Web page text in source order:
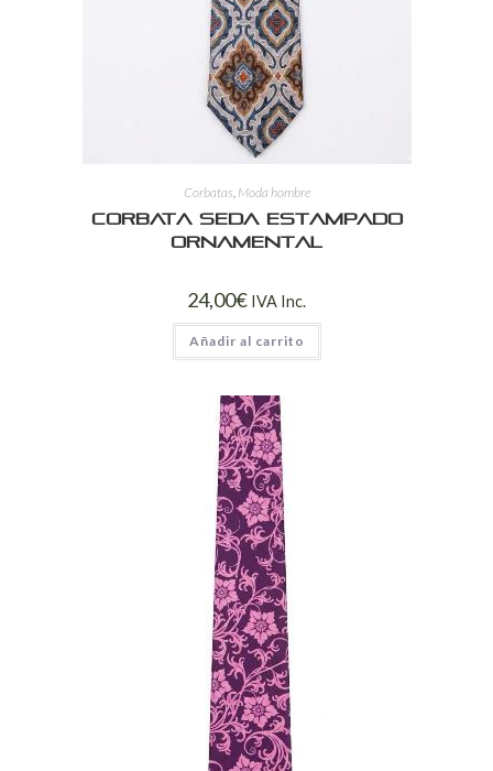
Corbatas Moda hombre
Corbata Seda Estampado
Ornamental
24,00€ IVA Inc.
Añadir al carrito